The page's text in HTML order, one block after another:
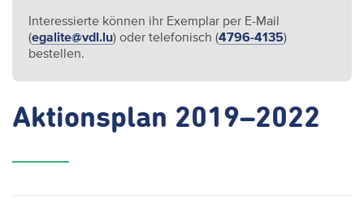
Interessierte können ihr Exemplar per E-Mail
(egalite@vdl.lu) oder telefonisch (4796-4135)
bestellen.
Aktionsplan 2019–2022